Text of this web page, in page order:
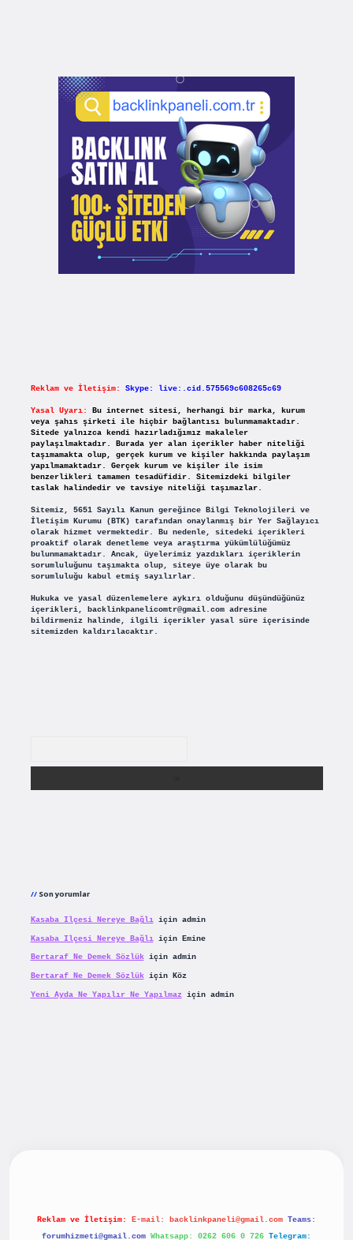
Reklam ve İletişim: Skype: live:.cid.575569c608265c69
Yasal Uyarı:
Bu internet sitesi, herhangi bir marka, kurum
veya şahıs şirketi ile hiçbir bağlantısı bulunmamaktadır.
Sitede yalnızca kendi hazırladığımız makaleler
paylaşılmaktadır. Burada yer alan içerikler haber niteliği
taşımamakta olup, gerçek kurum ve kişiler hakkında paylaşım
yapılmamaktadır. Gerçek kurum ve kişiler ile isim
benzerlikleri tamamen tesadüfidir. Sitemizdeki bilgiler
taslak halindedir ve tavsiye niteliği taşımazlar.
Sitemiz, 5651 Sayılı Kanun gereğince Bilgi Teknolojileri ve
İletişim Kurumu (BTK) tarafından onaylanmış bir Yer Sağlayıcı
olarak hizmet vermektedir. Bu nedenle, sitedeki içerikleri
proaktif olarak denetleme veya araştırma yükümlülüğümüz
bulunmamaktadır. Ancak, üyelerimiz yazdıkları içeriklerin
sorumluluğunu taşımakta olup, siteye üye olarak bu
sorumluluğu kabul etmiş sayılırlar.
Hukuka ve yasal düzenlemelere aykırı olduğunu düşündüğünüz
içerikleri, backlinkpanelicomtr@gmail.comadresine
bildirmeniz halinde, ilgili içerikler yasal süre içerisinde
sitemizden kaldırılacaktır.
Son yorumlar
Kasaba Ilçesi Nereye Bağlıiçin admin
Kasaba Ilçesi Nereye Bağlıiçin Emine
Bertaraf Ne Demek Sözlükiçin admin
Bertaraf Ne Demek Sözlükiçin Köz
Yeni Ayda Ne Yapılır Ne Yapılmaziçin admin
Reklam ve İletişim: E-mail: backlinkpaneli@gmail.com Teams:
forumhizmeti@gmail.com Whatsapp: 0262 606 0 726 Telegram: